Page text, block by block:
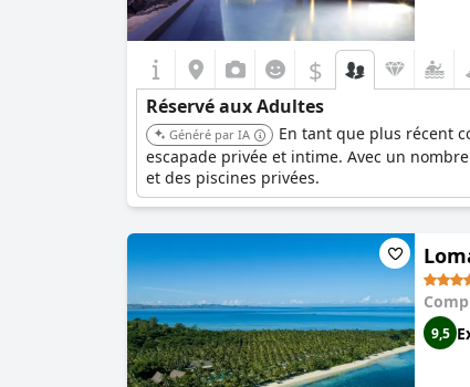
$
Réservé aux Adultes
Généré par IA
En tant que plus récent
escapade privée et intime. Avec un
et des piscines privées.
9,5